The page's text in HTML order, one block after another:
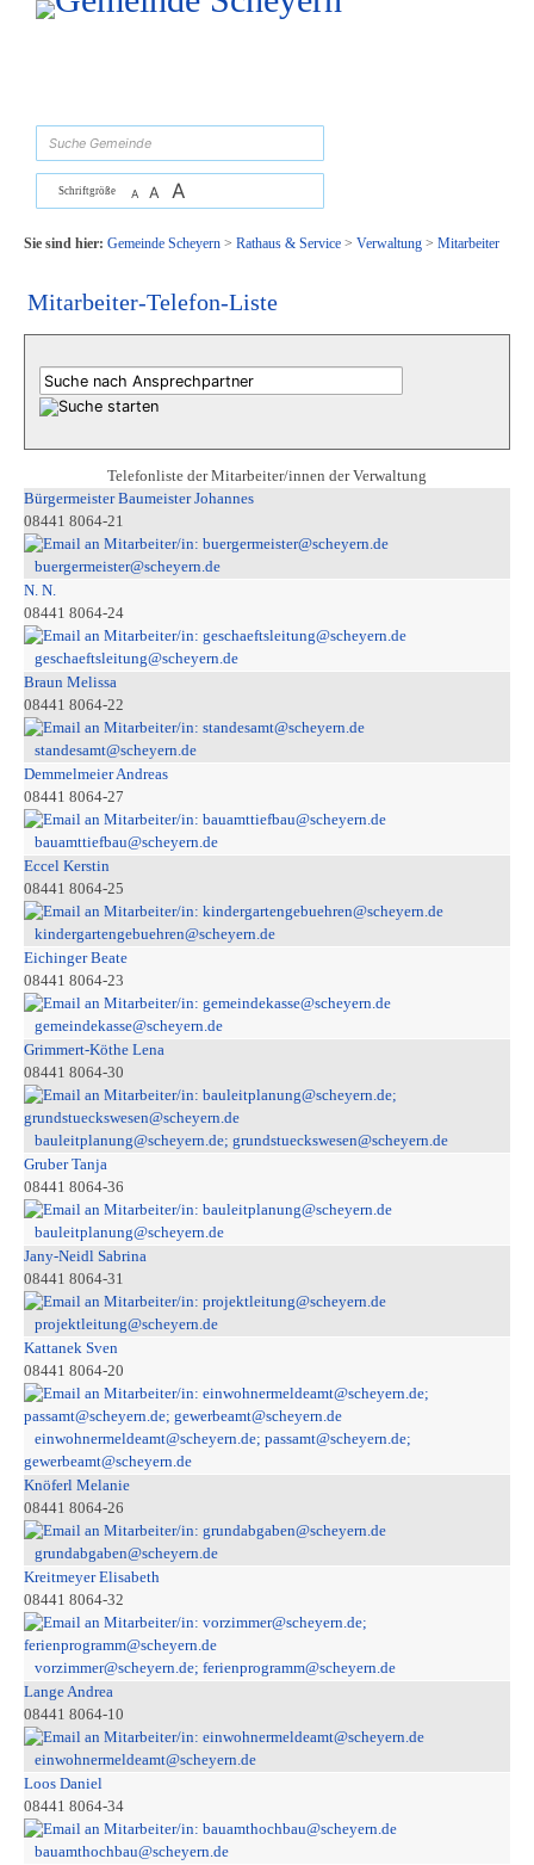
Zum Inhalt, zur Navigationoder zur Startseite springen.
Schriftgröße A A A
Sie sind hier: Gemeinde Scheyern> Rathaus & Service> Verwaltung> Mitarbeiter
Mitarbeiter-Telefon-Liste
Telefonliste der Mitarbeiter/innen der Verwaltung
Bürgermeister Baumeister Johannes
08441 8064-21
buergermeister@scheyern.de
N. N.
08441 8064-24
geschaeftsleitung@scheyern.de
Braun Melissa
08441 8064-22
standesamt@scheyern.de
Demmelmeier Andreas
08441 8064-27
bauamttiefbau@scheyern.de
Eccel Kerstin
08441 8064-25
kindergartengebuehren@scheyern.de
Eichinger Beate
08441 8064-23
gemeindekasse@scheyern.de
Grimmert-Köthe Lena
08441 8064-30
bauleitplanung@scheyern.de; grundstueckswesen@scheyern.de
Gruber Tanja
08441 8064-36
bauleitplanung@scheyern.de
Jany-Neidl Sabrina
08441 8064-31
projektleitung@scheyern.de
Kattanek Sven
08441 8064-20
einwohnermeldeamt@scheyern.de; passamt@scheyern.de;
gewerbeamt@scheyern.de
Knöferl Melanie
08441 8064-26
grundabgaben@scheyern.de
Kreitmeyer Elisabeth
08441 8064-32
vorzimmer@scheyern.de; ferienprogramm@scheyern.de
Lange Andrea
08441 8064-10
einwohnermeldeamt@scheyern.de
Loos Daniel
08441 8064-34
bauamthochbau@scheyern.de